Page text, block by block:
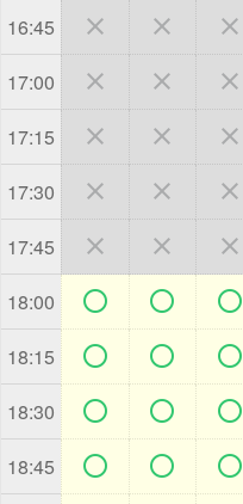
16:45   
17:00   
17:15   
17:30   
17:45   
18:00   
18:15   
18:30   
18:45   